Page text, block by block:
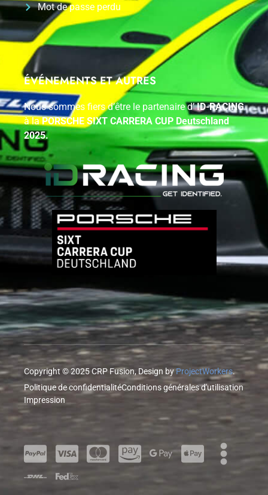
Mot de passe perdu
ÉVÉNEMENTS ET AUTRES
Nous sommes fiers d’être le partenaire d’ID-RACING
à laPORSCHE SIXT CARRERA CUP Deutschland
2025.
Copyright © 2025 CRP Fusion, Design byProjectWorkers.
Politique de confidentialitéConditions générales d'utilisation
Impression